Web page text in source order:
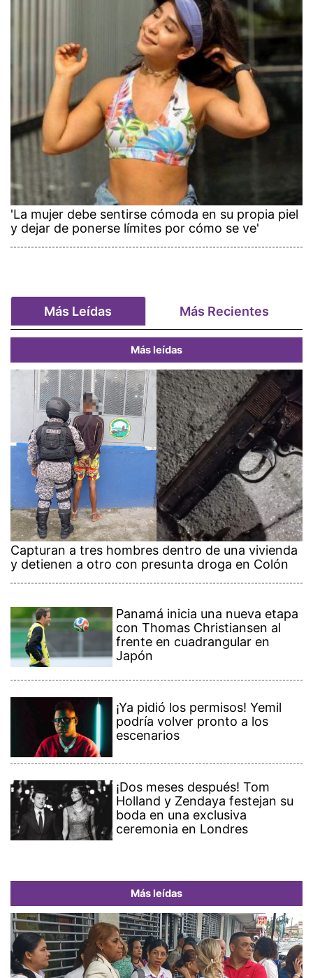
'La mujer debe sentirse cómoda en su propia piel
y dejar de ponerse límites por cómo se ve'
Más Leídas Más Recientes
Más leídas
Capturan a tres hombres dentro de una vivienda
y detienen a otro con presunta droga en Colón
Panamá inicia una nueva etapa
con Thomas Christiansen al
frente en cuadrangular en
Japón
¡Ya pidió los permisos! Yemil
podría volver pronto a los
escenarios
¡Dos meses después! Tom
Holland y Zendaya festejan su
boda en una exclusiva
ceremonia en Londres
Más leídas